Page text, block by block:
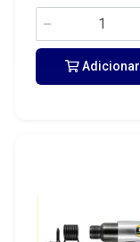
Adicionar